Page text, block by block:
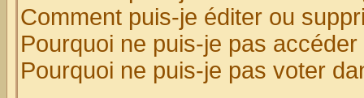
Comment puis-je éditer ou
Pourquoi ne puis-je pas
Pourquoi ne puis-je pas voter